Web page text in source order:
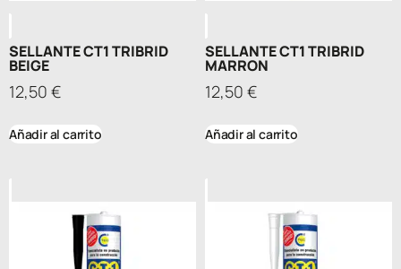
SELLANTE CT1 TRIBRID
BEIGE
12,50 €
Añadir al carrito
SELLANTE CT1 TRIBRID
MARRON
12,50 €
Añadir al carrito